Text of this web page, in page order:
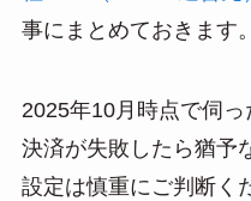
事にまとめておきます。
2025年10月時点で伺
決済が失敗したら猶予
設定は慎重にご判断く